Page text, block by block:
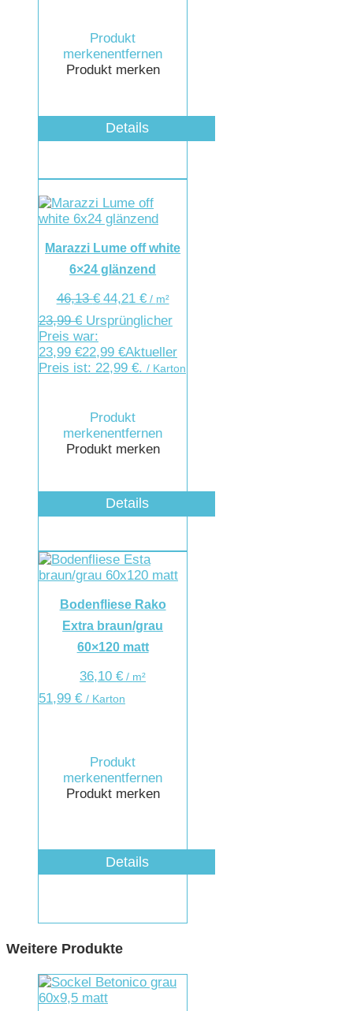
Produkt
merkenentfernen
Produkt merken
Details
Marazzi Lume off white
6×24 glänzend
46,13€ 44,21 €/ m²
23,99€ Ursprünglicher
Preis war:
23,99 €22,99 €Aktueller
Preis ist: 22,99 €. / Karton
Produkt
merkenentfernen
Produkt merken
Details
Bodenfliese Rako
Extra braun/grau
60×120 matt
36,10€ / m²
51,99 € / Karton
Produkt
merkenentfernen
Produkt merken
Details
Weitere Produkte